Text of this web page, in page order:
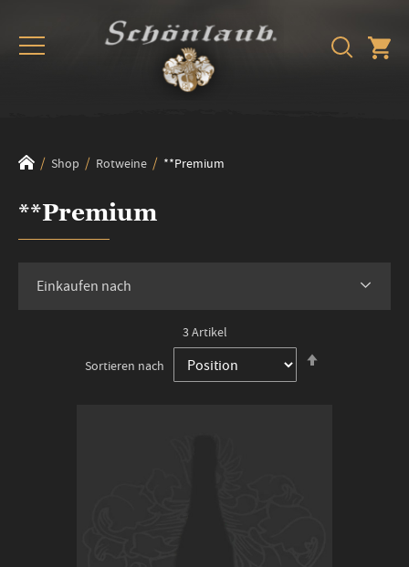
Shop Rotweine **Premium
**Premium
3Artikel
Sortieren nach
Einkaufen nach